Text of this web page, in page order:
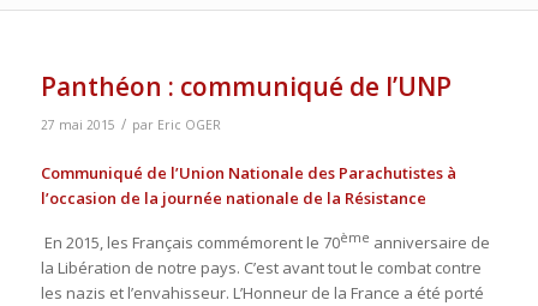
Panthéon : communiqué de l’UNP
27 mai 2015 / par Eric OGER
Communiqué de l’Union Nationale des Parachutistes à
l’occasion de la journée nationale de la Résistance
En 2015, les Français commémorent le 70ème anniversaire de
la Libération de notre pays. C’est avant tout le combat contre
les nazis et l’envahisseur. L’Honneur de la France a été porté